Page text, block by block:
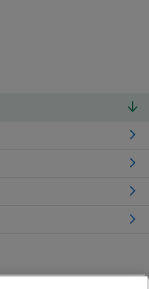
Wünschen